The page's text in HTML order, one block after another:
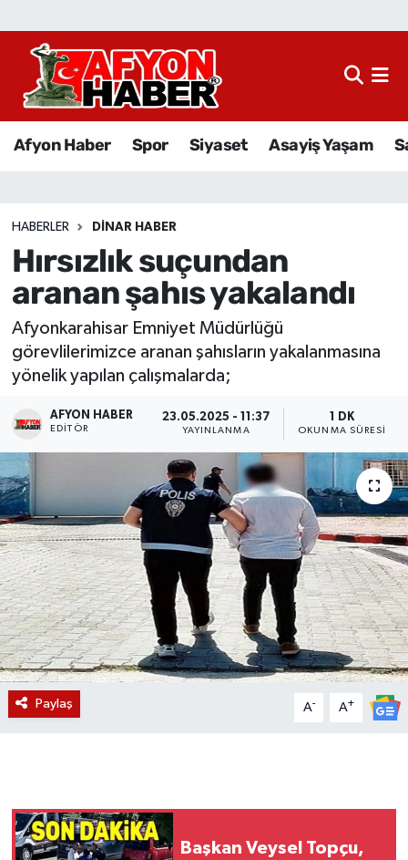
Afyon Haber Spor Siyaset Asayiş Yaşam
HABERLER DINAR HABER
Hırsızlık suçundan
aranan şahıs yakalandı
Afyonkarahisar Emniyet Müdürlüğü
görevlilerimizce aranan şahısların yakalanmasına
yönelik yapılan çalışmalarda;
AFYON HABER
EDITÖR
23.05.2025 - 11:37
YAYINLANMA
1 DK
OKUNMA SÜRESI
Paylaş A- A+
Başkan Veysel Topçu,
Afyon Haber
Sağlık
Eğitim
Sivil Toplum